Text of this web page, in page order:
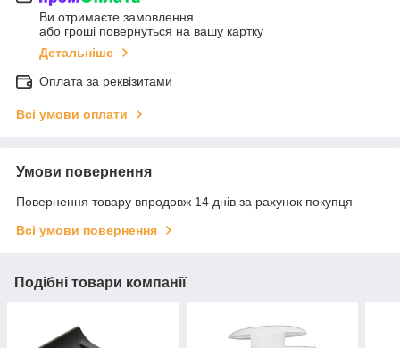
Ви отримаєте замовлення
або гроші повернуться на вашу картку
Детальніше
Оплата за реквізитами
Всі умови оплати
Умови повернення
Повернення товару впродовж 14 днів за рахунок покупця
Всі умови повернення
Подібні товари компанії